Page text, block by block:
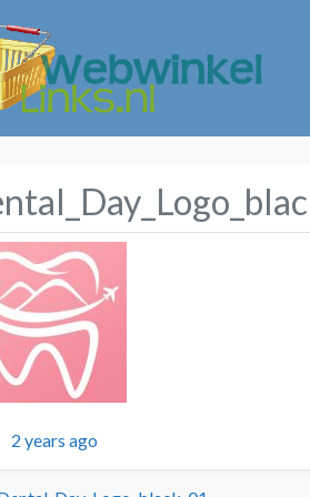
2 years ago